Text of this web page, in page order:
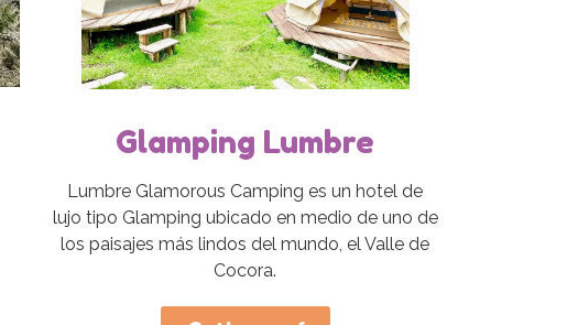
Glamping Lumbre
Lumbre Glamorous Camping es un hotel de
lujo tipo Glamping ubicado en medio de uno de
los paisajes más lindos del mundo, el Valle de
Cocora.